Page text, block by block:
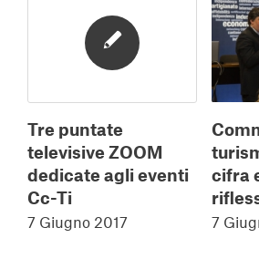
Tre puntate
televisive ZOOM
dedicate agli eventi
Cc-Ti
7 Giugno 2017
cifra
7